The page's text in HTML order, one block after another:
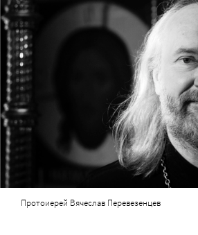
Протоиерей Вячеслав Перевезенцев